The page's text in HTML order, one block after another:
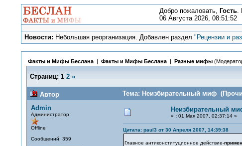
Добро пожаловать, Гость.
06 Августа 2026, 08:51:52
Новости: Небольшая реорганизация. Добавлен раздел"Рецензии и
Факты и Мифы Беслана| Факты и Мифы Беслана| Разные мифы
Страниц: 1 2 »
Автор
Тема: Неизбирательный миф
Admin
Администратор
Offline
Сообщений: 359
Неизбирательный
« :01 Мая 2007, 02:37:14 »
Цитата: paul3 от 30 Апреля 2007, 14:39:38
Главное антиконституционное действие-